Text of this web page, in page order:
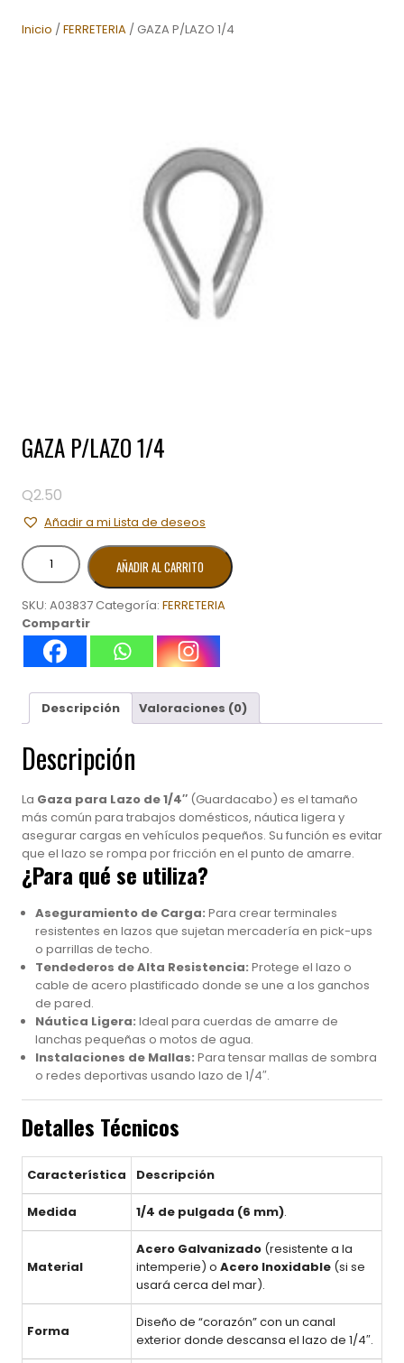
Inicio /FERRETERIA / GAZA P/LAZO 1/4
GAZA P/LAZO 1/4
Q2.50
Añadir a mi Lista de deseos
GAZA
P/LAZO
cantidad
AÑADIR AL CARRITO
SKU: A03837 Categoría: FERRETERIA
Compartir
Descripción Valoraciones (0)
Descripción
La Gaza para Lazo de 1/4″ (Guardacabo) es el tamaño
más común para trabajos domésticos, náutica ligera y
asegurar cargas en vehículos pequeños. Su función es evitar
que el lazo se rompa por fricción en el punto de amarre.
¿Para qué se utiliza?
Aseguramiento de Carga: Para crear terminales
resistentes en lazos que sujetan mercadería en pick-ups
o parrillas de techo.
Tendederos de Alta Resistencia: Protege el lazo o
cable de acero plastificado donde se une a los ganchos
de pared.
Náutica Ligera: Ideal para cuerdas de amarre de
lanchas pequeñas o motos de agua.
Instalaciones de Mallas: Para tensar mallas de sombra
o redes deportivas usando lazo de 1/4″.
Detalles Técnicos
Característica Descripción
Medida 1/4 de pulgada (6 mm).
Material
Acero Galvanizado (resistente a la
intemperie) o Acero Inoxidable (si se
usará cerca del mar).
Forma
Diseño de “corazón” con un canal
exterior donde descansa el lazo de 1/4″.